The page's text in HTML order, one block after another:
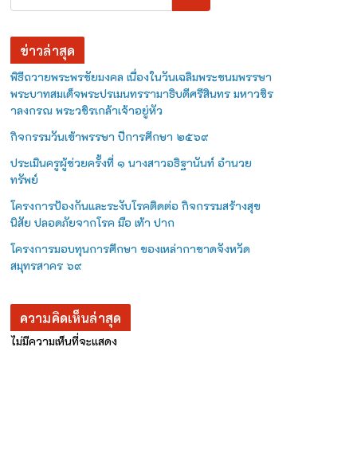
ข่าวล่าสุด
พิธีถวายพระพรชัยมงคล เนื่องในวันเฉลิมพระชนมพรรษา
พระบาทสมเด็จพระปรเมนทรรามาธิบดีศรีสินทร มหาวชิร
าลงกรณ พระวชิรเกล้าเจ้าอยู่หัว
กิจกรรมวันเข้าพรรษา ปีการศึกษา ๒๕๖๙
ประเมินครูผู้ช่วยครั้งที่ ๑ นางสาวอธิฐานันท์ อำนวย
ทรัพย์
โครงการป้องกันและระงับโรคติดต่อ กิจกรรมสร้างสุข
นิสัย ปลอดภัยจากโรค มือ เท้า ปาก
โครงการมอบทุนการศึกษา ของเหล่ากาชาดจังหวัด
สมุทรสาคร ๖๙
ความคิดเห็นล่าสุด
ไม่มีความเห็นที่จะแสดง